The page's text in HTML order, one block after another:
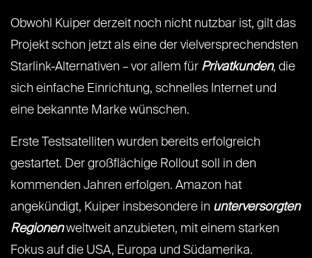
Obwohl Kuiper derzeit noch nicht nutzbar ist, gilt das
Projekt schon jetzt als eine der vielversprechendsten
Starlink-Alternativen – vor allem für Privatkunden, die
sich einfache Einrichtung, schnelles Internet und
eine bekannte Marke wünschen.
Erste Testsatelliten wurden bereits erfolgreich
gestartet. Der großflächige Rollout soll in den
kommenden Jahren erfolgen. Amazon hat
angekündigt, Kuiper insbesondere in unterversorgten
Regionenweltweit anzubieten, mit einem starken
Fokus auf die USA, Europa und Südamerika.